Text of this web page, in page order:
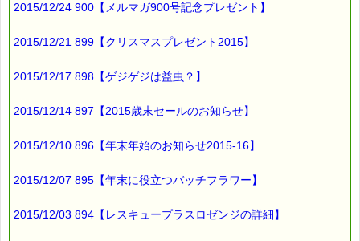
ドラマは、
教育番組です。
15分間のドラマですが、
かなり考えさせられる内容です (^o^)
2015/12/24 900【メルマガ900号記念プレゼント】
2015/12/21 899【クリスマスプレゼント2015】
2015/12/17 898【ゲジゲジは益虫？】
2015/12/14 897【2015歳末セールのお知らせ】
2015/12/10 896【年末年始のお知らせ2015-16】
2015/12/07 895【年末に役立つバッチフラワー】
2015/12/03 894【レスキュープラスロゼンジの詳細】